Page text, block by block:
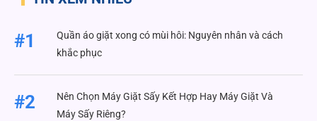
#1
Quần áo giặt xong có mùi hôi: Nguyên nhân và cách
khắc phục
#2
Nên Chọn Máy Giặt Sấy Kết Hợp Hay Máy Giặt Và
Máy Sấy Riêng?